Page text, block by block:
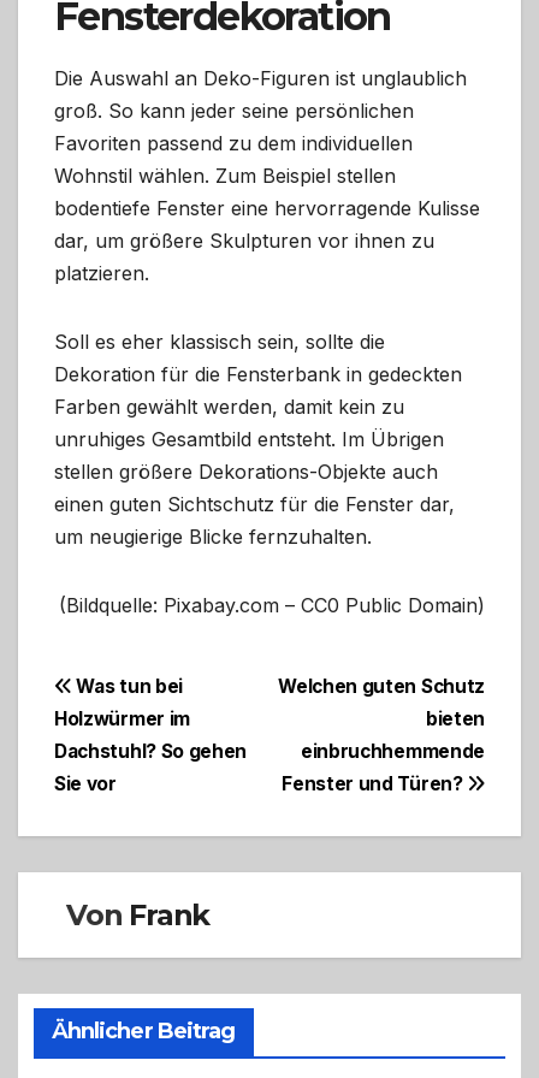
Fensterdekoration
Die Auswahl an Deko-Figuren ist unglaublich
groß. So kann jeder seine persönlichen
Favoriten passend zu dem individuellen
Wohnstil wählen. Zum Beispiel stellen
bodentiefe Fenster eine hervorragende Kulisse
dar, um größere Skulpturen vor ihnen zu
platzieren.
Soll es eher klassisch sein, sollte die
Dekoration für die Fensterbank in gedeckten
Farben gewählt werden, damit kein zu
unruhiges Gesamtbild entsteht. Im Übrigen
stellen größere Dekorations-Objekte auch
einen guten Sichtschutz für die Fenster dar,
um neugierige Blicke fernzuhalten.
(Bildquelle: Pixabay.com – CC0 Public Domain)
Beitragsnavigation
Welchen guten Schutz
bieten
einbruchhemmende
Fenster und Türen?
Was tun bei
Holzwürmer im
Dachstuhl? So gehen
Sie vor
Von Frank
Ähnlicher Beitrag